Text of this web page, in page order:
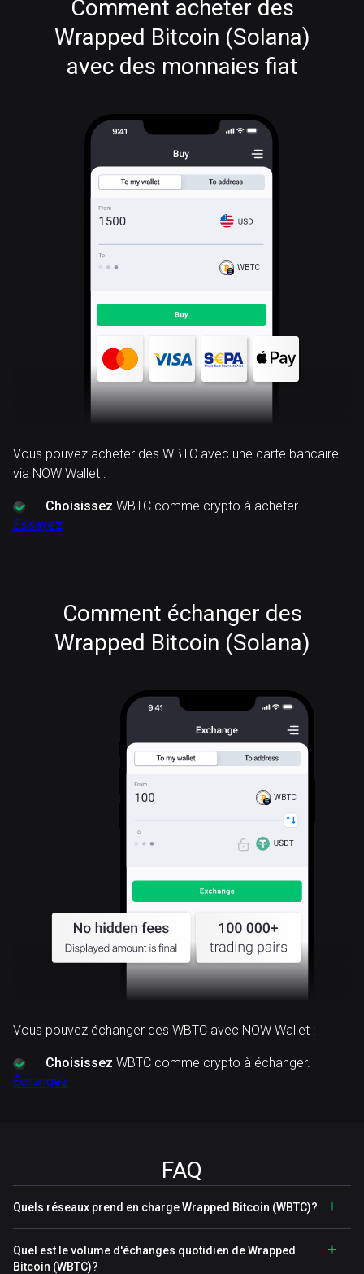
Comment acheter des
Wrapped Bitcoin (Solana)
avec des monnaies fiat
WBTC
Vous pouvez acheter des WBTC avec une carte bancaire
via NOW Wallet :
Choisissez WBTC comme crypto à acheter.
Essayez
Comment échanger des
Wrapped Bitcoin (Solana)
WBTC
Vous pouvez échanger des WBTC avec NOW Wallet :
Choisissez WBTC comme crypto à échanger.
Échangez
FAQ
Quels réseaux prend en charge Wrapped Bitcoin (WBTC)?
Quel est le volume d'échanges quotidien de Wrapped
Bitcoin (WBTC)?